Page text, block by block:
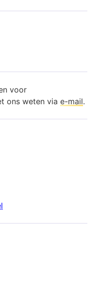
voor
ons weten via e-mail.